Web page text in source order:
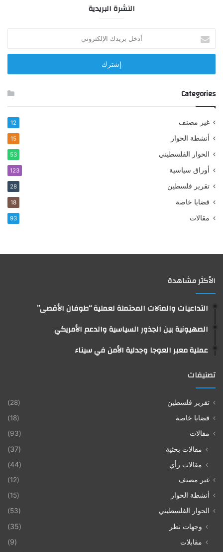
النشرة البريدية
بريدك
الإلكتروني
Categories
غير مصنف 12
أنشطة الحوار 15
الحوار الفلسطيني 53
أوراق سياسية 123
تقرير فلسطين 28
قضايا خاصة 18
مقالات 93
الأكثر مشاهدة
التداعيات والمآلات المحتملة لعملية “طوفان الأقصى”
الصهيونية بين الجذور السياسية والدعم الأمريكي
عملية معبر العوجا وجدلية الأمن في سيناء
تصنيفات
تقرير فلسطين
(28)
قضايا خاصة
(18)
مقالات
(93)
مقالات بحثية
(37)
مقالات رأي
(44)
غير مصنف
(12)
أنشطة الحوار
(15)
الحوار الفلسطيني
(53)
وجهات نظر
(35)
مقابلات
(9)